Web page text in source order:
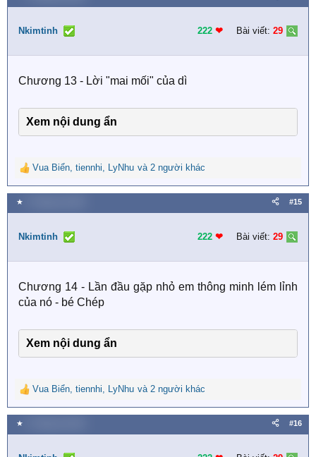
c
i
n
:
Nkimtinh 222 ❤︎ Bài viết: 29
Chương 13 - Lời "mai mối" của dì
Xem nội dung ẩn
R
e
a
c
i
n
:
Vua Biển, tiennhi, LyNhu và 2 người khác
★ #15
Nkimtinh 222 ❤︎ Bài viết: 29
Chương 14 - Lần đầu gặp nhỏ em thông minh lém lỉnh
của nó - bé Chép
Xem nội dung ẩn
R
e
a
c
Vua Biển, tiennhi, LyNhu và 2 người khác
★ #16